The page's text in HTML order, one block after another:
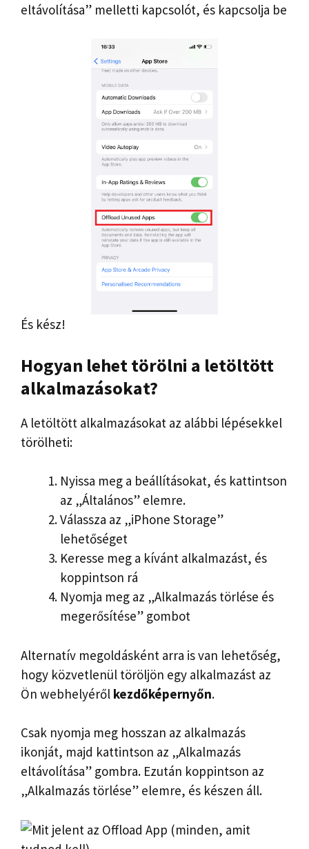
eltávolítása” melletti kapcsolót, és kapcsolja be
És kész!
Hogyan lehet törölni a letöltött
alkalmazásokat?
A letöltött alkalmazásokat az alábbi lépésekkel
törölheti:
Nyissa meg a beállításokat, és kattintson
az „Általános” elemre.
Válassza az „iPhone Storage”
lehetőséget
Keresse meg a kívánt alkalmazást, és
koppintson rá
Nyomja meg az „Alkalmazás törlése és
megerősítése” gombot
Alternatív megoldásként arra is van lehetőség,
hogy közvetlenül töröljön egy alkalmazást az
Ön webhelyéről kezdőképernyőn.
Csak nyomja meg hosszan az alkalmazás
ikonját, majd kattintson az „Alkalmazás
eltávolítása” gombra. Ezután koppintson az
„Alkalmazás törlése” elemre, és készen áll.